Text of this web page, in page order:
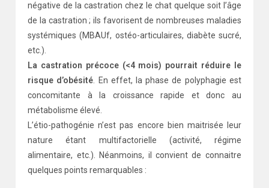
négative de la castration chez le chat quelque soit l’âge
de la castration ; ils favorisent de nombreuses maladies
systémiques (MBAUf, ostéo-articulaires, diabète sucré,
etc.).
La castration précoce (<4 mois) pourrait réduire le
risque d’obésité . En effet, la phase de polyphagie est
concomitante à la croissance rapide et donc au
métabolisme élevé.
L’étio-pathogénie n’est pas encore bien maitrisée leur
nature étant multifactorielle (activité, régime
alimentaire, etc.). Néanmoins, il convient de connaitre
quelques points remarquables :